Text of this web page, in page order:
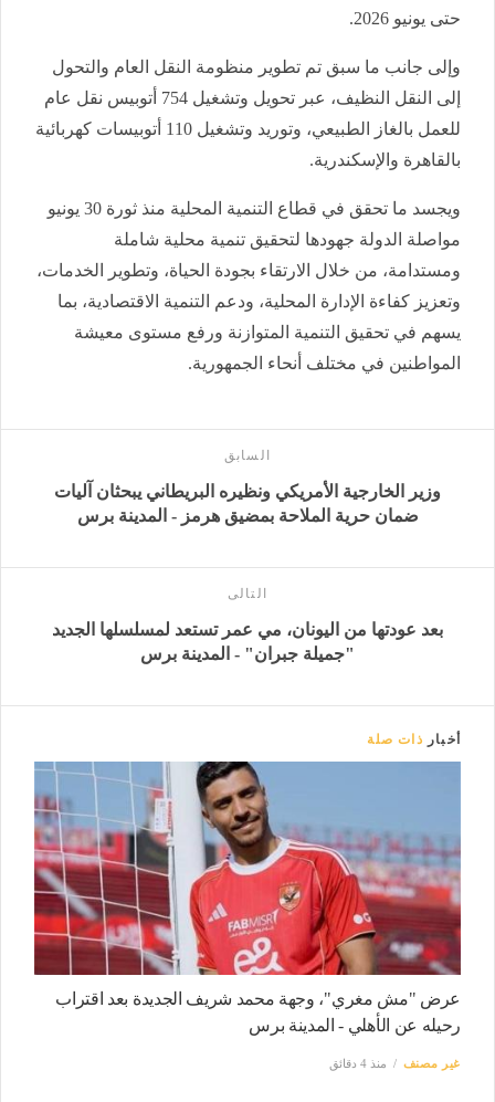
حتى يونيو 2026.
وإلى جانب ما سبق تم تطوير منظومة النقل العام والتحول
إلى النقل النظيف، عبر تحويل وتشغيل 754 أتوبيس نقل عام
للعمل بالغاز الطبيعي، وتوريد وتشغيل 110 أتوبيسات كهربائية
بالقاهرة والإسكندرية.
ويجسد ما تحقق في قطاع التنمية المحلية منذ ثورة 30 يونيو
مواصلة الدولة جهودها لتحقيق تنمية محلية شاملة
ومستدامة، من خلال الارتقاء بجودة الحياة، وتطوير الخدمات،
وتعزيز كفاءة الإدارة المحلية، ودعم التنمية الاقتصادية، بما
يسهم في تحقيق التنمية المتوازنة ورفع مستوى معيشة
المواطنين في مختلف أنحاء الجمهورية.
السابق
وزير الخارجية الأمريكي ونظيره البريطاني يبحثان آليات
ضمان حرية الملاحة بمضيق هرمز - المدينة برس
التالى
بعد عودتها من اليونان، مي عمر تستعد لمسلسلها الجديد
"جميلة جبران" - المدينة برس
أخبار ذات صلة
عرض "مش مغري"، وجهة محمد شريف الجديدة بعد اقتراب
رحيله عن الأهلي - المدينة برس
غير مصنف منذ 4 دقائق